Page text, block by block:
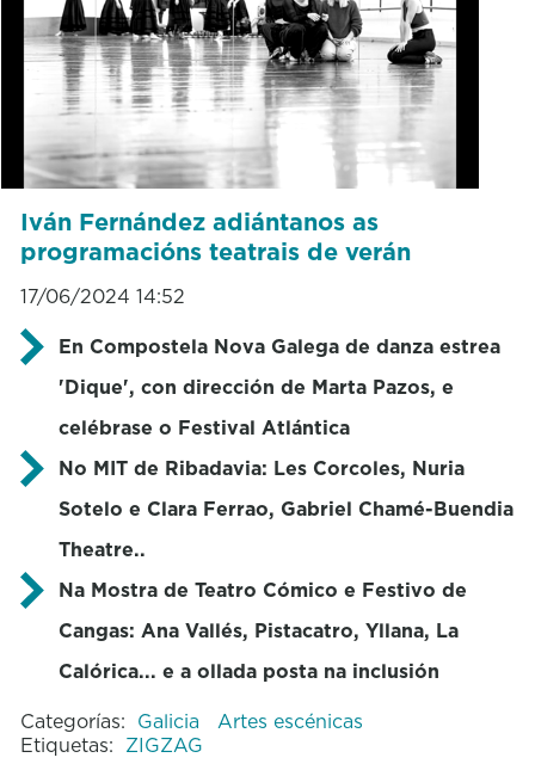
Iván Fernández adiántanos as
programacións teatrais de verán
17/06/2024 14:52
En Compostela Nova Galega de danza estrea
'Dique', con dirección de Marta Pazos, e
celébrase o Festival Atlántica
No MIT de Ribadavia: Les Corcoles, Nuria
Sotelo e Clara Ferrao, Gabriel Chamé-Buendia
Theatre..
Na Mostra de Teatro Cómico e Festivo de
Cangas: Ana Vallés, Pistacatro, Yllana, La
Calórica... e a ollada posta na inclusión
Categorías: Galicia
Artes escénicas
Etiquetas: ZIGZAG